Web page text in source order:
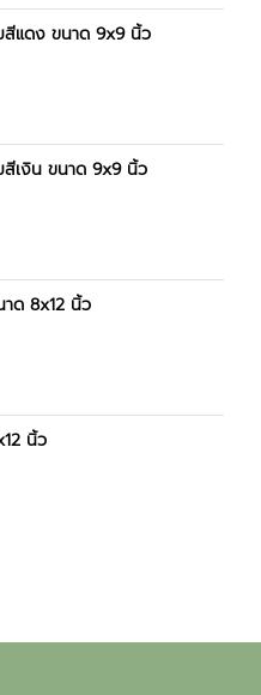
สีแดง ขนาด 9x9 นิ้ว
เงิน ขนาด 9x9 นิ้ว
าด 8x12 นิ้ว
นิ้ว